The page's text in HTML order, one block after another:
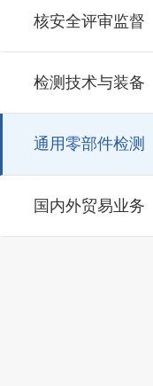
核安全评审监督
检测技术与装备
通用零部件检测
国内外贸易业务